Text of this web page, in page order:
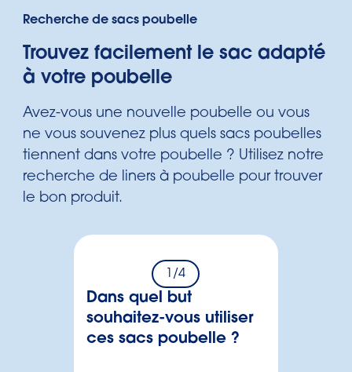
Recherche de sacs poubelle
Trouvez facilement le sac adapté
à votre poubelle
Avez-vous une nouvelle poubelle ou vous
ne vous souvenez plus quels sacs poubelles
tiennent dans votre poubelle ? Utilisez notre
recherche de liners à poubelle pour trouver
le bon produit.
/4
Dans quel but
souhaitez-vous utiliser
ces sacs poubelle ?